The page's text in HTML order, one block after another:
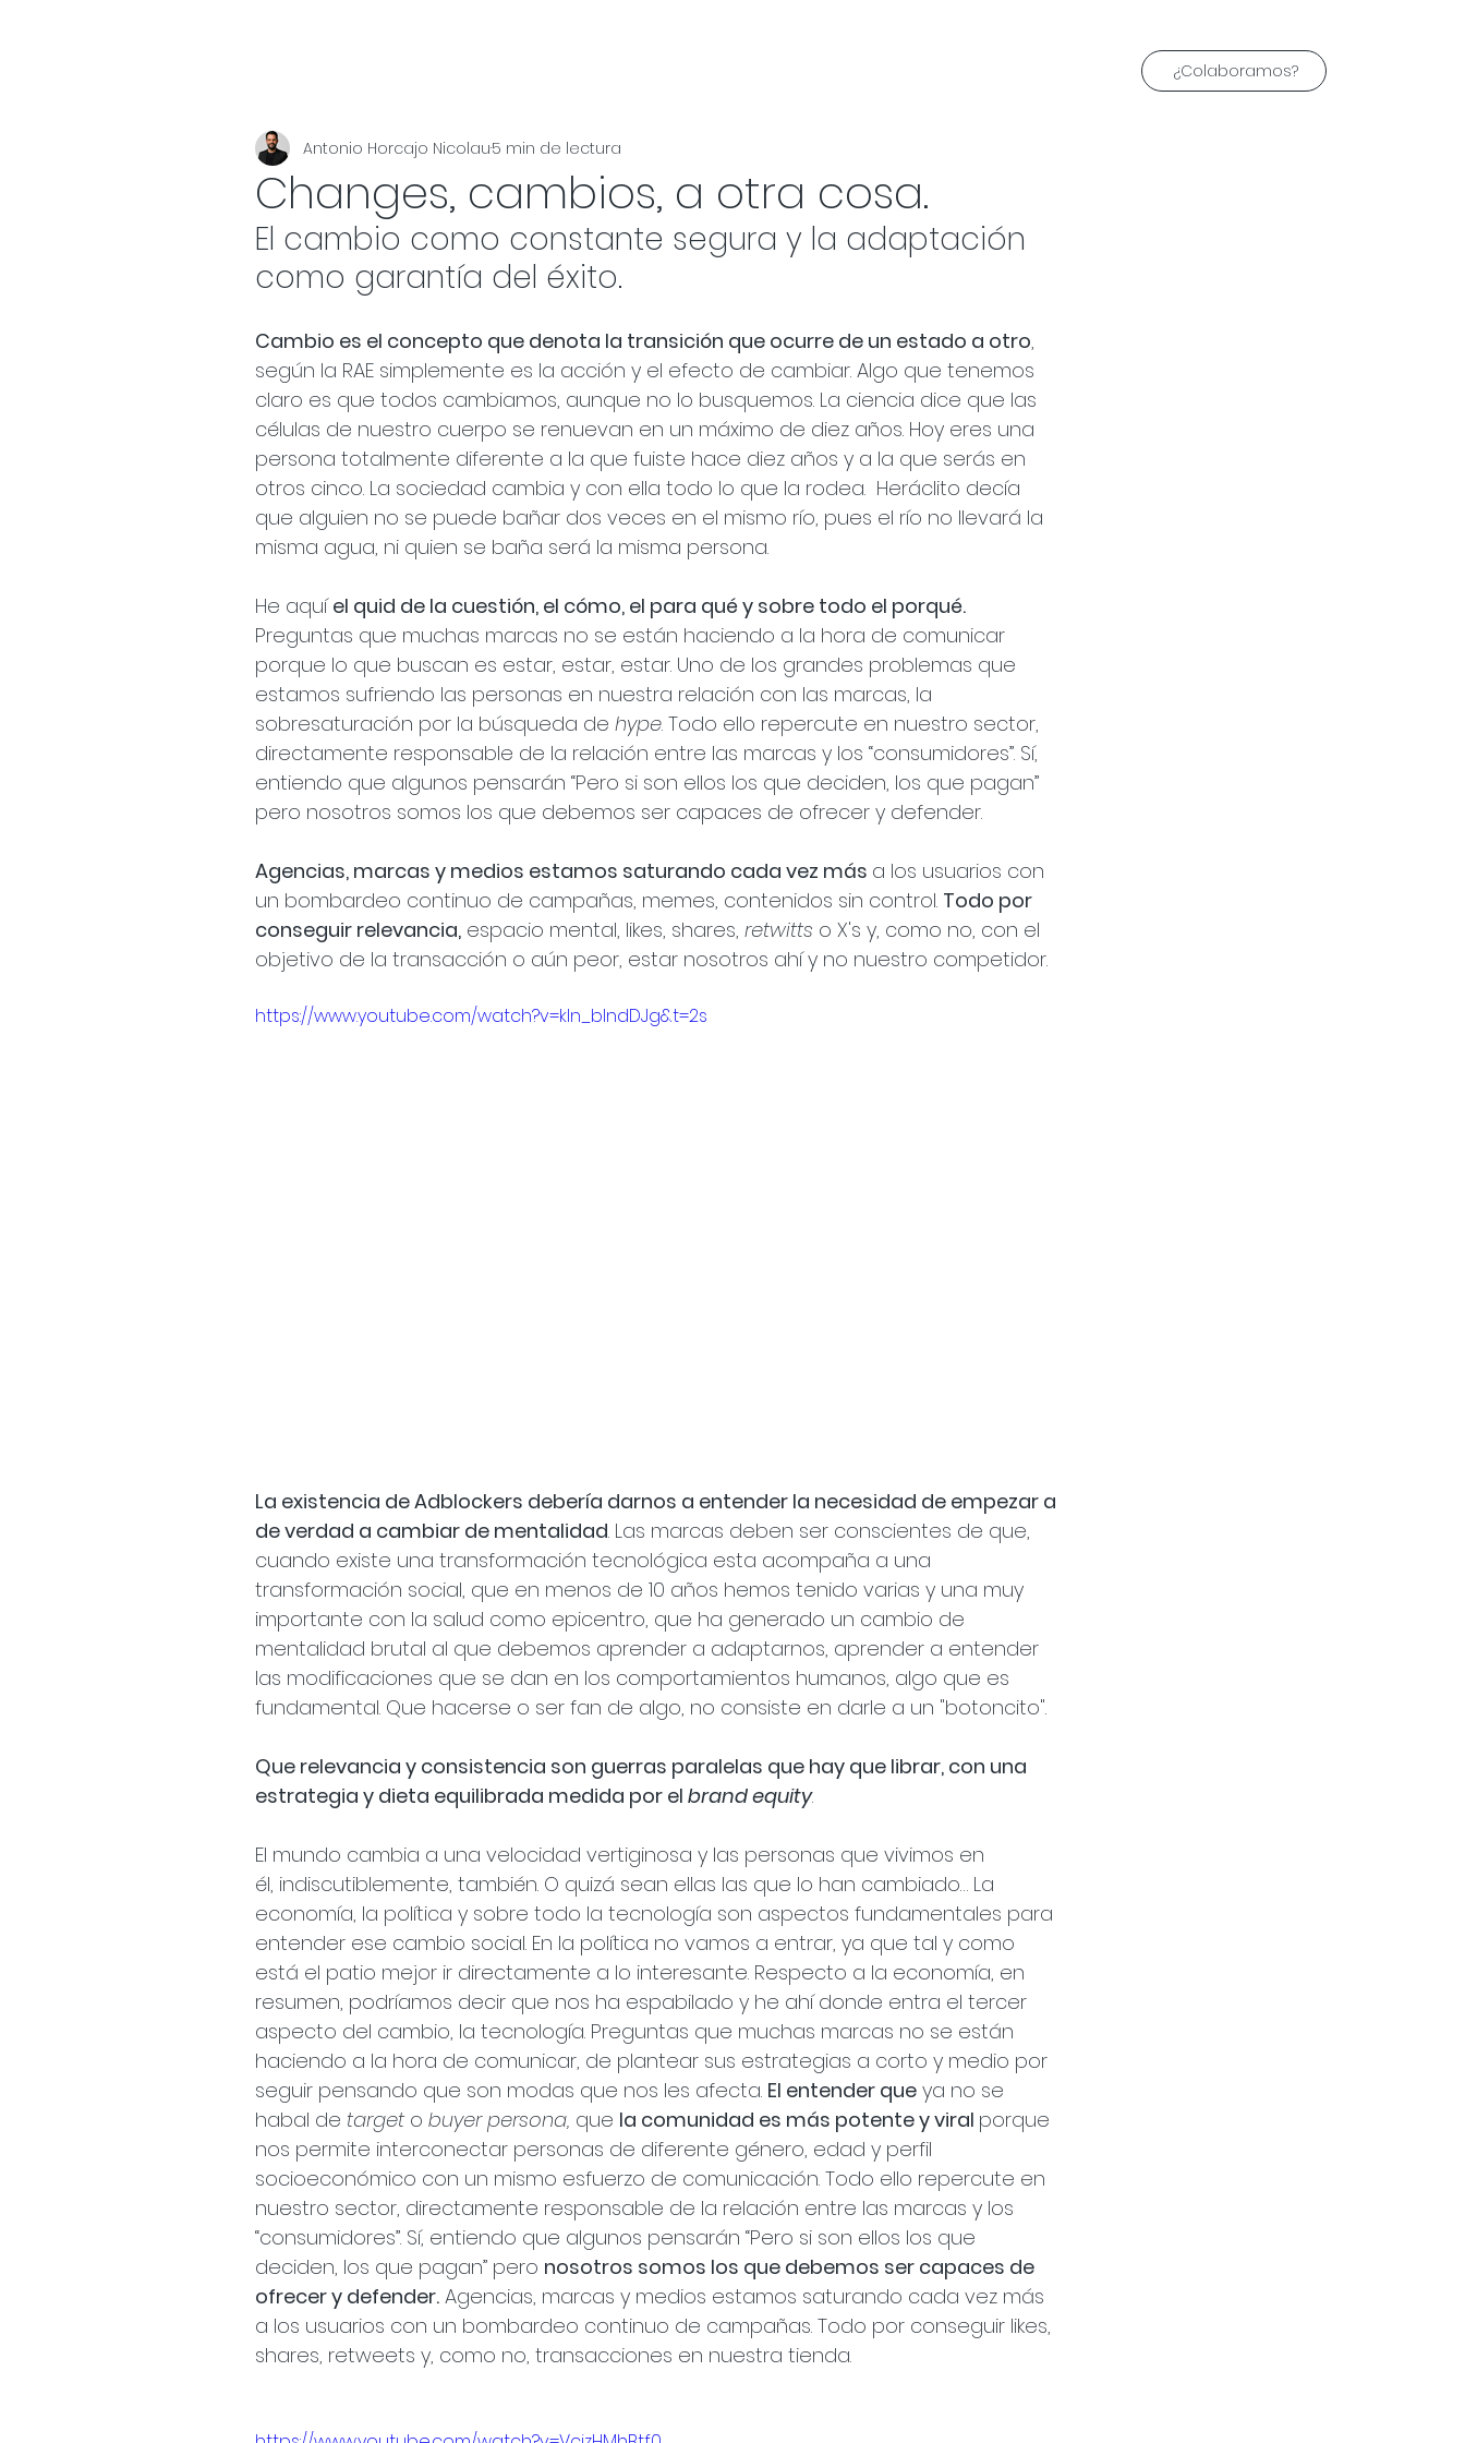
¿Colaboramos?
Changes, cambios, a otra cosa.
Antonio Horcajo Nicolau5 min de lectura
El cambio como constante segura y la adaptación
como garantía del éxito.
Cambio es el concepto que denota la transición que ocurre de un estado a otro,
según la RAE simplemente es la acción y el efecto de cambiar. Algo que tenemos
claro es que todos cambiamos, aunque no lo busquemos. La ciencia dice que las
células de nuestro cuerpo se renuevan en un máximo de diez años. Hoy eres una
persona totalmente diferente a la que fuiste hace diez años y a la que serás en
otros cinco. La sociedad cambia y con ella todo lo que la rodea.  Heráclito decía
que alguien no se puede bañar dos veces en el mismo río, pues el río no llevará la
misma agua, ni quien se baña será la misma persona.
He aquí el quid de la cuestión, el cómo, el para qué y sobre todo el porqué.
Preguntas que muchas marcas no se están haciendo a la hora de comunicar
porque lo que buscan es estar, estar, estar. Uno de los grandes problemas que
estamos sufriendo las personas en nuestra relación con las marcas, la
sobresaturación por la búsqueda de hype. Todo ello repercute en nuestro sector,
directamente responsable de la relación entre las marcas y los “consumidores”. Sí,
entiendo que algunos pensarán “Pero si son ellos los que deciden, los que pagan”
pero nosotros somos los que debemos ser capaces de ofrecer y defender.
Agencias, marcas y medios estamos saturando cada vez más a los usuarios con
un bombardeo continuo de campañas, memes, contenidos sin control. Todo por
conseguir relevancia, espacio mental, likes, shares, retwitts o X's y, como no, con el
objetivo de la transacción o aún peor, estar nosotros ahí y no nuestro competidor.
https://www.youtube.com/watch?v=kln_bIndDJg&t=2s
La existencia de Adblockers debería darnos a entender la necesidad de empezar a
de verdad a cambiar de mentalidad. Las marcas deben ser conscientes de que,
cuando existe una transformación tecnológica esta acompaña a una
transformación social, que en menos de 10 años hemos tenido varias y una muy
importante con la salud como epicentro, que ha generado un cambio de
mentalidad brutal al que debemos aprender a adaptarnos, aprender a entender
las modificaciones que se dan en los comportamientos humanos, algo que es
fundamental. Que hacerse o ser fan de algo, no consiste en darle a un "botoncito".
Que relevancia y consistencia son guerras paralelas que hay que librar, con una
estrategia y dieta equilibrada medida por el brand equity.
El mundo cambia a una velocidad vertiginosa y las personas que vivimos en
él, indiscutiblemente, también. O quizá sean ellas las que lo han cambiado… La
economía, la política y sobre todo la tecnología son aspectos fundamentales para
entender ese cambio social. En la política no vamos a entrar, ya que tal y como
está el patio mejor ir directamente a lo interesante. Respecto a la economía, en
resumen, podríamos decir que nos ha espabilado y he ahí donde entra el tercer
aspecto del cambio, la tecnología. Preguntas que muchas marcas no se están
haciendo a la hora de comunicar, de plantear sus estrategias a corto y medio por
seguir pensando que son modas que nos les afecta. El entender que ya no se
habal de target o buyer persona, que la comunidad es más potente y viral porque
nos permite interconectar personas de diferente género, edad y perfil
socioeconómico con un mismo esfuerzo de comunicación. Todo ello repercute en
nuestro sector, directamente responsable de la relación entre las marcas y los
“consumidores”. Sí, entiendo que algunos pensarán “Pero si son ellos los que
deciden, los que pagan” pero nosotros somos los que debemos ser capaces de
ofrecer y defender. Agencias, marcas y medios estamos saturando cada vez más
a los usuarios con un bombardeo continuo de campañas. Todo por conseguir likes,
shares, retweets y, como no, transacciones en nuestra tienda.